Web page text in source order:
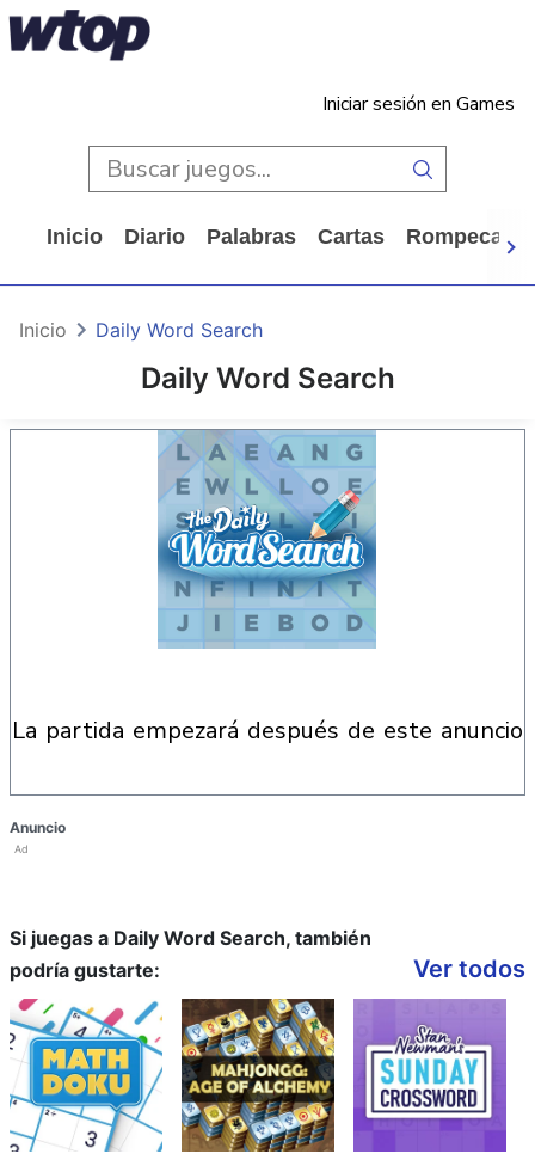
Iniciar sesión en Games
Inicio Diario Palabras Cartas
Daily Word Search
Inicio Daily Word Search
la partida empezará después de este anuncio
Anuncio
Ad
Si juegas a Daily Word Search, también
podría gustarte:
Ver todos